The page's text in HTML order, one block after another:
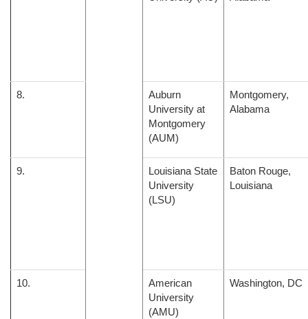
8.
Auburn
University at
Montgomery
(AUM)
Montgomery,
Alabama
9.
Louisiana State
University
(LSU)
Baton Rouge,
Louisiana
10.
American
University
(AMU)
Washington, DC